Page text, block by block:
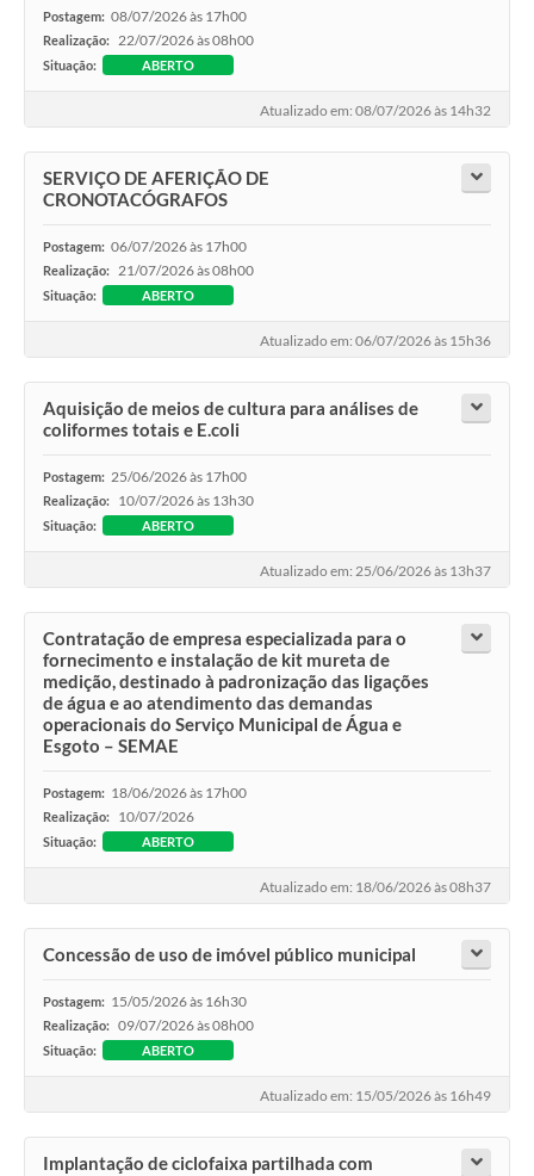
Postagem: 08/07/2026 às 17h00
Realização: 22/07/2026 às 08h00
Situação: ABERTO
Atualizado em: 08/07/2026 às 14h32
SERVIÇO DE AFERIÇÃO DE
CRONOTACÓGRAFOS
Postagem: 06/07/2026 às 17h00
Realização: 21/07/2026 às 08h00
Situação: ABERTO
Atualizado em: 06/07/2026 às 15h36
Aquisição de meios de cultura para análises de
coliformes totais e E.coli
Postagem: 25/06/2026 às 17h00
Realização: 10/07/2026 às 13h30
Situação: ABERTO
Atualizado em: 25/06/2026 às 13h37
Contratação de empresa especializada para o
fornecimento e instalação de kit mureta de
medição, destinado à padronização das ligações
de água e ao atendimento das demandas
operacionais do Serviço Municipal de Água e
Esgoto – SEMAE
Postagem: 18/06/2026 às 17h00
Realização: 10/07/2026
Situação: ABERTO
Atualizado em: 18/06/2026 às 08h37
Concessão de uso de imóvel público municipal
Postagem: 15/05/2026 às 16h30
Realização: 09/07/2026 às 08h00
Situação: ABERTO
Atualizado em: 15/05/2026 às 16h49
Implantação de ciclofaixa partilhada com